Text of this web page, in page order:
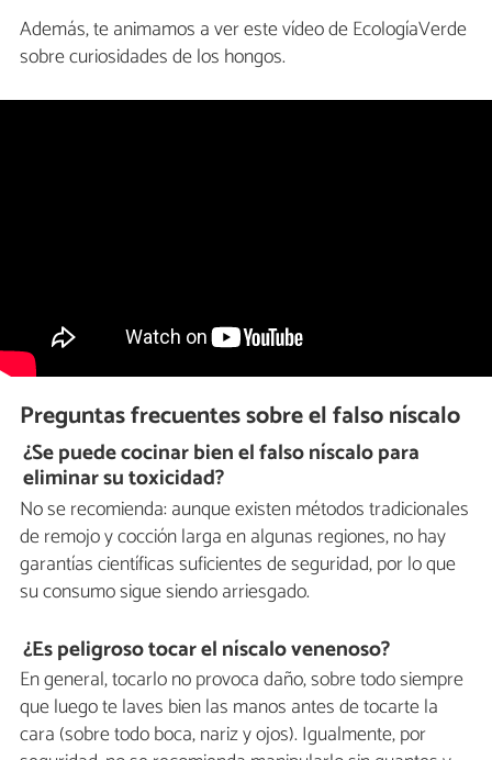
Además, te animamos a ver este vídeo de EcologíaVerde
sobre curiosidades de los hongos.
Preguntas frecuentes sobre el falso níscalo
¿Se puede cocinar bien el falso níscalo para
eliminar su toxicidad?
No se recomienda: aunque existen métodos tradicionales
de remojo y cocción larga en algunas regiones, no hay
garantías científicas suficientes de seguridad, por lo que
su consumo sigue siendo arriesgado.
¿Es peligroso tocar el níscalo venenoso?
En general, tocarlo no provoca daño, sobre todo siempre
que luego te laves bien las manos antes de tocarte la
cara (sobre todo boca, nariz y ojos). Igualmente, por